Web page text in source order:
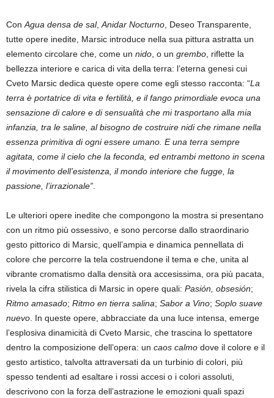
Con Agua densa de sal, Anidar Nocturno , Deseo Transparente,
tutte opere inedite, Marsic introduce nella sua pittura astratta un
elemento circolare che, come un nido , o un grembo , riflette la
bellezza interiore e carica di vita della terra: l’eterna genesi cui
Cveto Marsic dedica queste opere come egli stesso racconta: “La
terra è portatrice di vita e fertilità, e il fango primordiale evoca una
sensazione di calore e di sensualità che mi trasportano alla mia
infanzia, tra le saline, al bisogno de costruire nidi che rimane nella
essenza primitiva di ogni essere umano. E una terra sempre
agitata, come il cielo che la feconda, ed entrambi mettono in scena
il movimento dell’esistenza, il mondo interiore che fugge, la
passione, l’irrazionale”
Le ulteriori opere inedite che compongono la mostra si presentano
con un ritmo più ossessivo, e sono percorse dallo straordinario
gesto pittorico di Marsic, quell’ampia e dinamica pennellata di
colore che percorre la tela costruendone il tema e che, unita al
vibrante cromatismo dalla densità ora accesissima, ora più pacata,
rivela la cifra stilistica di Marsic in opere quali: Pasión, obsesión;
Ritmo amasado; Ritmo en tierra salina; Sabor a Vino; Soplo suave
nuevo . In queste opere, abbracciate da una luce intensa, emerge
l’esplosiva dinamicità di Cveto Marsic, che trascina lo spettatore
dentro la composizione dell’opera: un caos calmo dove il colore e il
gesto artistico, talvolta attraversati da un turbinio di colori, più
spesso tendenti ad esaltare i rossi accesi o i colori assoluti,
descrivono con la forza dell’astrazione le emozioni quali spazi